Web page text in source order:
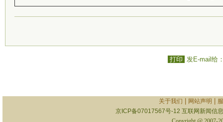
打印 发E-mail给
关于我们 网站声明
京ICP备07017567号-12 互联网新闻信